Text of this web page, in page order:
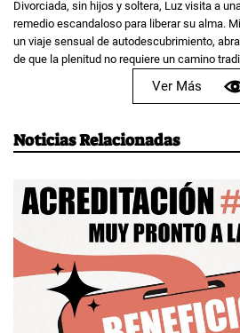
Divorciada, sin hijos y soltera, Luz visita a
remedio escandaloso para liberar su alma.
un viaje sensual de autodescubrimiento,
de que la plenitud no requiere un camino
Ver Más
Noticias Relacionadas